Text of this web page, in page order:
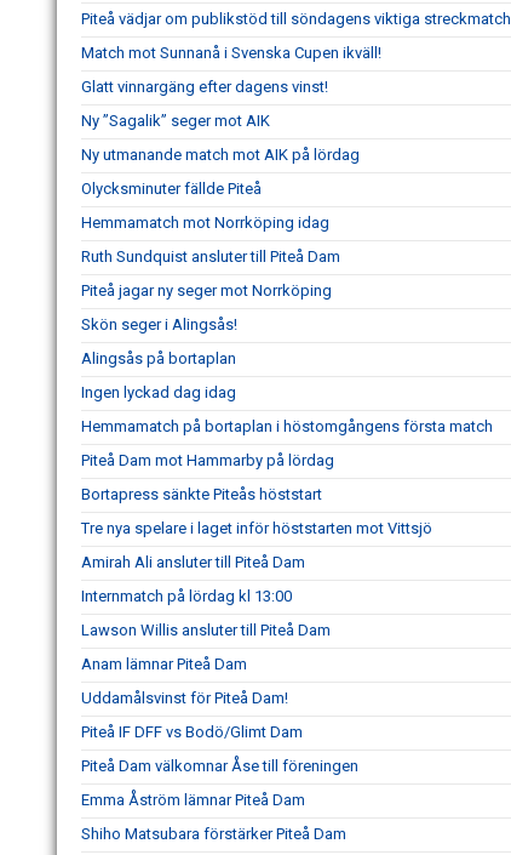
Piteå vädjar om publikstöd till söndagens viktiga streckmatch
Match mot Sunnanå i Svenska Cupen ikväll!
Glatt vinnargäng efter dagens vinst!
Ny ”Sagalik” seger mot AIK
Ny utmanande match mot AIK på lördag
Olycksminuter fällde Piteå
Hemmamatch mot Norrköping idag
Ruth Sundquist ansluter till Piteå Dam
Piteå jagar ny seger mot Norrköping
Skön seger i Alingsås!
Alingsås på bortaplan
Ingen lyckad dag idag
Hemmamatch på bortaplan i höstomgångens första match
Piteå Dam mot Hammarby på lördag
Bortapress sänkte Piteås höststart
Tre nya spelare i laget inför höststarten mot Vittsjö
Amirah Ali ansluter till Piteå Dam
Internmatch på lördag kl 13:00
Lawson Willis ansluter till Piteå Dam
Anam lämnar Piteå Dam
Uddamålsvinst för Piteå Dam!
Piteå IF DFF vs Bodö/Glimt Dam
Piteå Dam välkomnar Åse till föreningen
Emma Åström lämnar Piteå Dam
Shiho Matsubara förstärker Piteå Dam